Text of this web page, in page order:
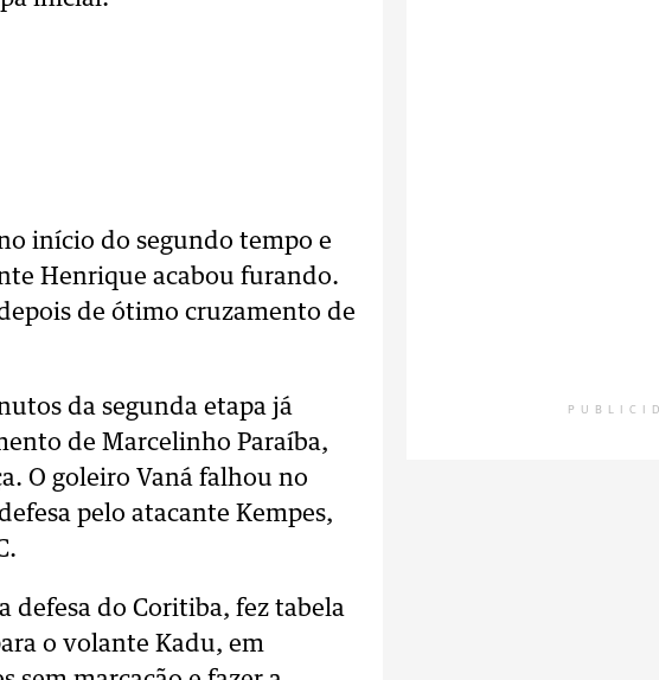
início do segundo tempo e
Henrique acabou furando.
de ótimo cruzamento de
da segunda etapa já
de Marcelinho Paraíba,
O goleiro Vaná falhou no
pelo atacante Kempes,
defesa do Coritiba, fez tabela
o volante Kadu, em